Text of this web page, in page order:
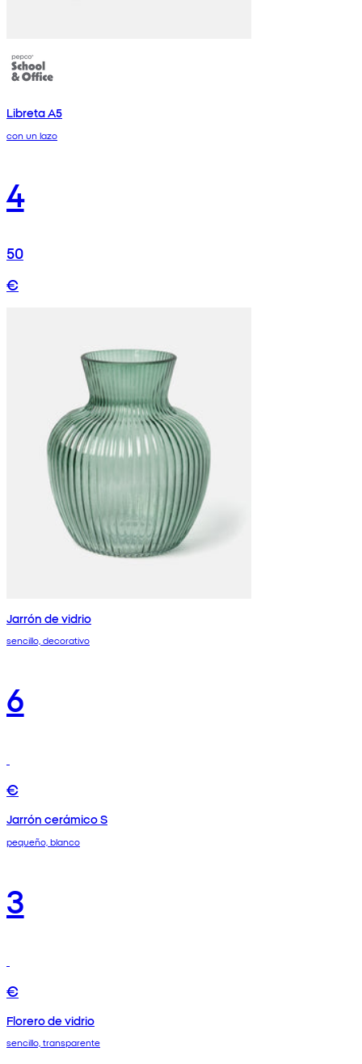
Libreta A5
con un lazo
4
50
€
Jarrón de vidrio
sencillo, decorativo
6
€
Jarrón cerámico S
pequeño, blanco
3
€
Florero de vidrio
sencillo, transparente